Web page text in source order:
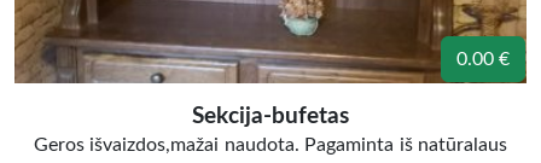
0.00 €
Sekcija-bufetas
Geros išvaizdos,mažai naudota. Pagaminta iš natūralaus